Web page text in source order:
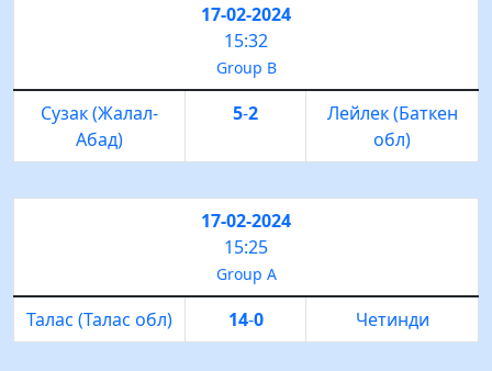
17-02-2024
15:32
Group B
Сузак (Жалал-
Абад)
5-2
Лейлек (Баткен
обл)
17-02-2024
15:25
Group A
Талас (Талас обл) 14-0 Четинди